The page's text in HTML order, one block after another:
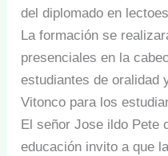
del diplomado en
La formación se
presenciales en la
estudiantes de oralidad
Vitonco para los
El señor Jose ildo Pete
educación invito a que